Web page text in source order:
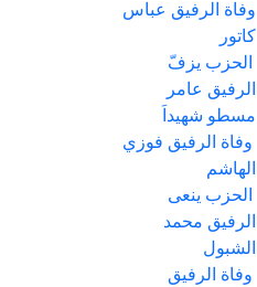
وفاة الرفيق عباس
كاتور
الحزب يزفّ
الرفيق عامر
مسطو شهيداَ
وفاة الرفيق فوزي
الهاشم
الحزب ينعى
الرفيق محمد
الشبول
وفاة الرفيق